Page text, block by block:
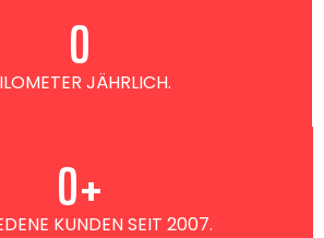
JÄHRLICH.
0
KUNDEN SEIT 2007.
0+